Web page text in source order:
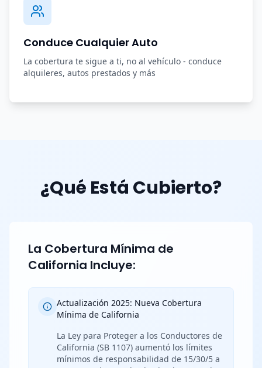
Conduce Cualquier Auto
La cobertura te sigue a ti, no al vehículo - conduce
alquileres, autos prestados y más
¿Qué Está Cubierto?
La Cobertura Mínima de
California Incluye:
Actualización 2025: Nueva Cobertura
Mínima de California
La Ley para Proteger a los Conductores de
California (SB 1107) aumentó los límites
mínimos de responsabilidad de 15/30/5 a